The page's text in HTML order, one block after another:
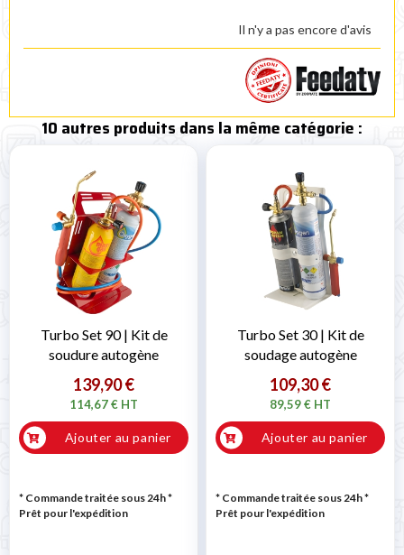
Il n'y a pas encore d'avis
10 autres produits dans la même catégorie :
Turbo Set 90 | Kit de
soudure autogène
139,90 €
114,67 € HT
Ajouter au panier
* Commande traitée sous 24h*
Prêt pour l'expédition
Turbo Set 30 | Kit de
soudage autogène
109,30 €
89,59 € HT
Ajouter au panier
* Commande traitée sous 24h*
Prêt pour l'expédition